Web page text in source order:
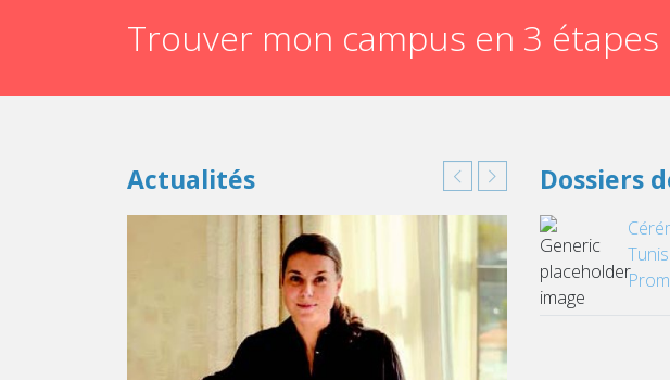
Trouver mon campus en 3 étapes
Actualités Dossiers